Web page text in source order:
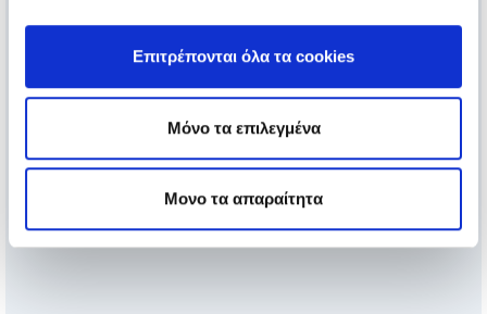
Επιτρέπονται όλα τα cookies
Μόνο τα επιλεγμένα
Μονο τα απαραίτητα